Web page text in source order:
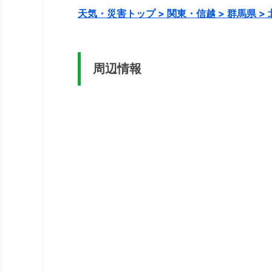
天気・災害トップ > 関東・信越 > 群馬県 >
周辺情報